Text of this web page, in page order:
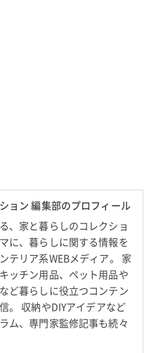
ョン 編集部のプロフィール
、家と暮らしのコレクショ
に、暮らしに関する情報を
テリア系WEBメディア。 家
ッチン用品、ペット用品や
ど暮らしに役立つコンテン
。 収納やDIYアイデアなど
ム、専門家監修記事も続々